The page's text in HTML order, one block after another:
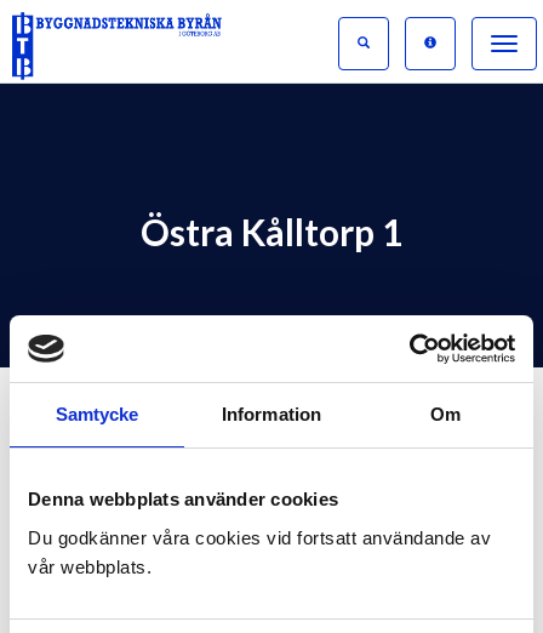
Samtycke Information Om
Denna webbplats använder cookies
Du godkänner våra cookies vid fortsatt användande av
vår webbplats.
Toggle
Östra Kålltorp 1
Östra Kålltorp 1